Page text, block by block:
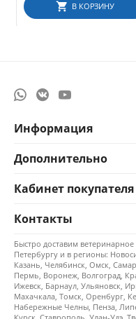
В КОРЗИНУ
Информация
Дополнительно
Кабинет покупателя
Контакты
Быстро доставим
Петербургу и в регионы:
Казань, Челябинск, Омск,
Пермь, Воронеж, Волгоград,
Ижевск, Барнаул, Ульяновск,
Махачкала, Томск, Оренбург,
Набережные Челны, Пенза,